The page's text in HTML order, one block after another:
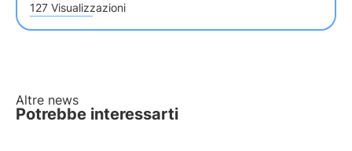
127 Visualizzazioni
Altre news
Potrebbe interessarti